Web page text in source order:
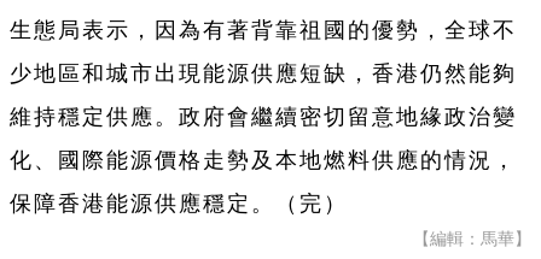
生態局表示，因為有著背靠祖國的優勢，全球不
少地區和城市出現能源供應短缺，香港仍然能夠
維持穩定供應。政府會繼續密切留意地緣政治變
化、國際能源價格走勢及本地燃料供應的情況，
保障香港能源供應穩定。（完）
【編輯：馬華】